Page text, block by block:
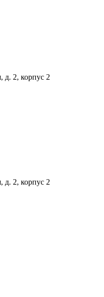
д. 2, корпус 2
д. 2, корпус 2